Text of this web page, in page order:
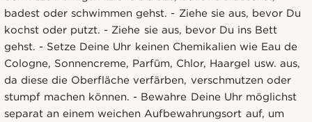
badest oder schwimmen gehst. - Ziehe sie aus, bevor Du
kochst oder putzt. - Ziehe sie aus, bevor Du ins Bett
gehst. - Setze Deine Uhr keinen Chemikalien wie Eau de
Cologne, Sonnencreme, Parfüm, Chlor, Haargel usw. aus,
da diese die Oberfläche verfärben, verschmutzen oder
stumpf machen können. - Bewahre Deine Uhr möglichst
separat an einem weichen Aufbewahrungsort auf, um